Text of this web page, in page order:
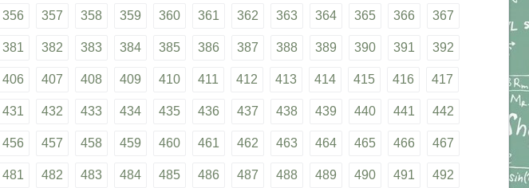
356 357 358 359 360 361 362 363 364 365 366 367
381 382 383 384 385 386 387 388 389 390 391 392
406 407 408 409 410 411 412 413 414 415 416 417
431 432 433 434 435 436 437 438 439 440 441 442
456 457 458 459 460 461 462 463 464 465 466 467
481 482 483 484 485 486 487 488 489 490 491 492